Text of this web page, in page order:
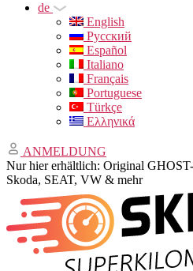
de
English
Русский
Español
Italiano
Français
Portuguese
Türkçe
Ελληνικά
ANMELDUNG
Nur hier erhältlich: Original
Skoda, SEAT, VW & mehr